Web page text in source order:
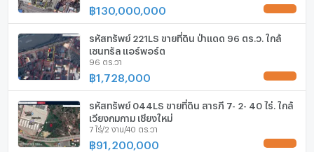
เครื่องดูดควัน
ลิฟท์
ที่จอดรถ
ที่จอดรถจักรยานยนต์
มีอินเตอร์เน็ตไร้สาย (Wi-Fi) ในห้องพัก
฿130,000,000
รหัสทรัพย์ 221LS ขายที่ดิน ป่าแดด 96 ตร.ว. ใกล้
เซนทรัล แอร์พอร์ต
96 ตร.วา
฿1,728,000
รหัสทรัพย์ 044LS ขายที่ดิน สารภี 7- 2- 40 ไร่. ใกล้
เวียงกุมกาม เชียงใหม่
7 ไร่/2 งาน/40 ตร.วา
฿91,200,000